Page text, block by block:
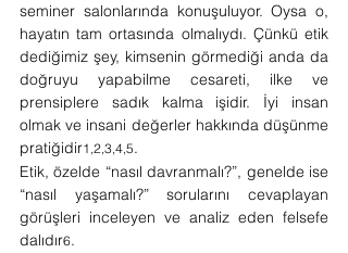
seminer salonlarında konuşuluyor. Oysa o,
hayatın tam ortasında olmalıydı. Çünkü etik
dediğimiz şey, kimsenin görmediği anda da
doğruyu yapabilme cesareti, ilke ve
prensiplere sadık kalma işidir. İyi insan
olmak ve insani değerler hakkında düşünme
pratiğidir1,2,3,4,5.
Etik, özelde “nasıl davranmalı?”, genelde ise
“nasıl yaşamalı?” sorularını cevaplayan
görüşleri inceleyen ve analiz eden felsefe
dalıdır6.